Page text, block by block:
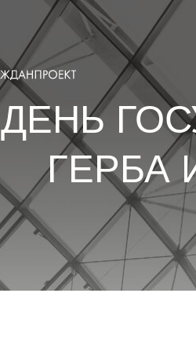
ДЕНЬ
ГЕРБА